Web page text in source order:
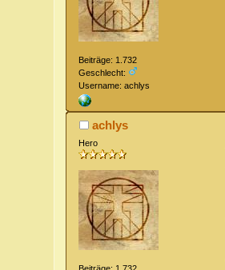
Beiträge: 1.732
Geschlecht:
Username: achlys
achlys
Hero